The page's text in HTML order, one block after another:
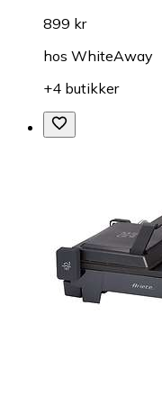
899 kr
hos WhiteAway
+4 butikker